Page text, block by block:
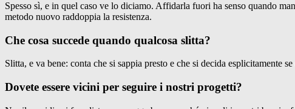
Spesso sì, e in quel caso ve lo diciamo. Affidarla fuori ha senso quando
metodo nuovo raddoppia la resistenza.
Che cosa succede quando qualcosa slitta?
Slitta, e va bene: conta che si sappia presto e che si decida
Dovete essere vicini per seguire i nostri progetti?